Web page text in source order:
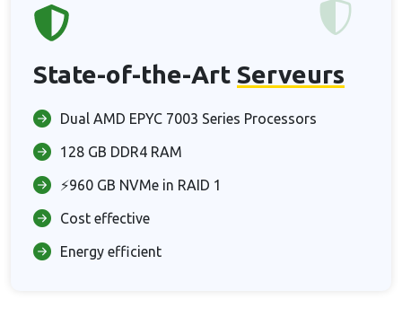
State-of-the-Art Serveurs
Dual AMD EPYC 7003 Series Processors
128 GB DDR4 RAM
⚡960 GB NVMe in RAID 1
Cost effective
Energy efficient